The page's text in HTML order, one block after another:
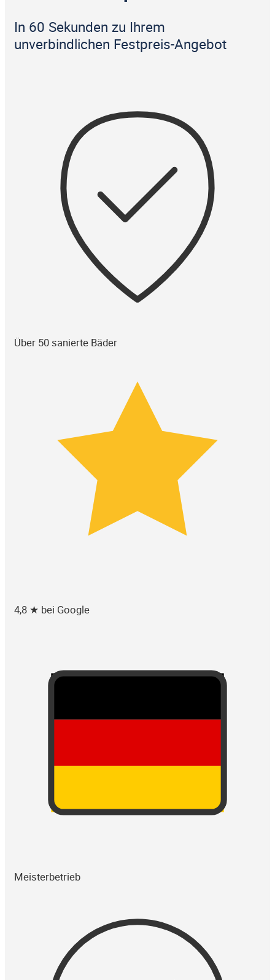
In 60 Sekunden zu Ihrem
unverbindlichen Festpreis-Angebot
Über 50 sanierte Bäder
4,8 ★ bei Google
Meisterbetrieb